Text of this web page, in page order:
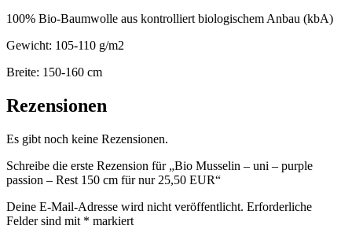
100% Bio-Baumwolle aus kontrolliert biologischem Anbau (kbA)
Gewicht: 105-110 g/m2
Breite: 150-160 cm
Rezensionen
Es gibt noch keine Rezensionen.
Schreibe die erste Rezension für „Bio Musselin – uni – purple
passion – Rest 150 cm für nur 25,50 EUR“
Deine E-Mail-Adresse wird nicht veröffentlicht. Erforderliche
Felder sind mit * markiert